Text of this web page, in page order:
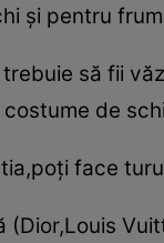
şi pentru
să fii
de
face
(Dior,Louis